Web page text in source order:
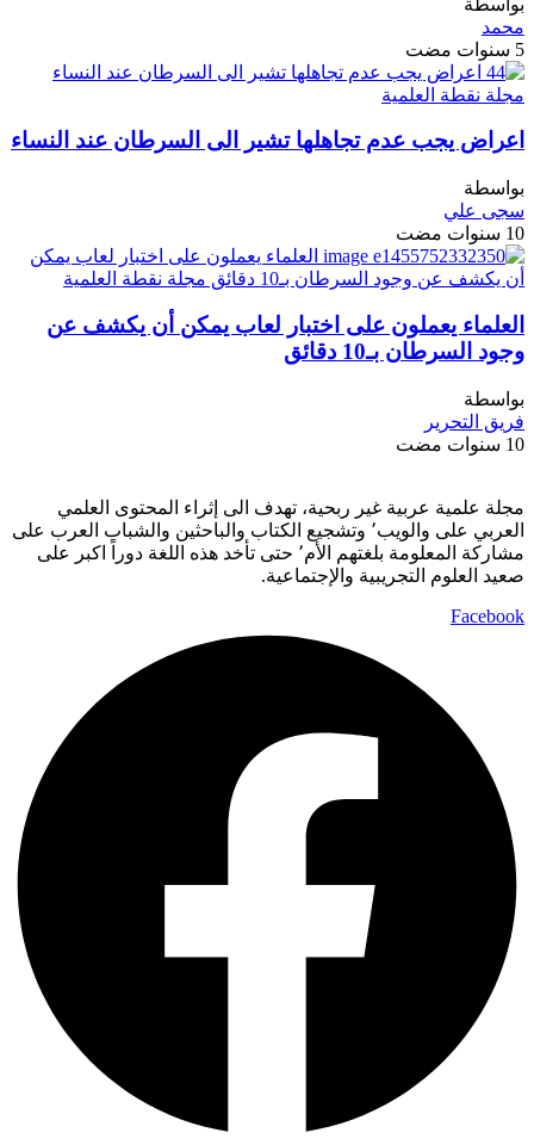
محمد
5 سنوات مضت
اعراض يجب عدم تجاهلها تشير الى السرطان عند النساء
بواسطة
سجى علي
10 سنوات مضت
العلماء يعملون على اختبار لعاب يمكن أن يكشف عن
وجود السرطان بـ10 دقائق
بواسطة
فريق التحرير
10 سنوات مضت
مجلة علمية عربية غير ربحية، تهدف الى إثراء المحتوى العلمي
العربي على والويب٬ وتشجيع الكتاب والباحثين والشباب العرب على
مشاركة المعلومة بلغتهم الأم٬ حتى تأخد هذه اللغة دوراً اكبر على
صعيد العلوم التجريبية والإجتماعية.
Facebook